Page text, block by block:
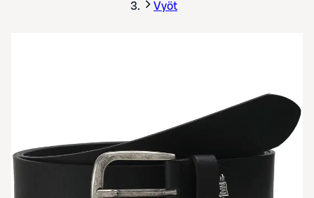
Vyöt
Avaa tuotekuva suurennettuna